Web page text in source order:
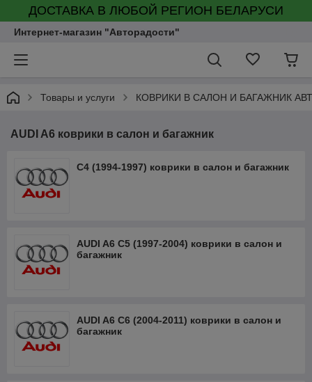
ДОСТАВКА В ЛЮБОЙ РЕГИОН БЕЛАРУСИ
Интернет-магазин "Авторадости"
Товары и услуги КОВРИКИ В САЛОН И БАГАЖНИК
AUDI A6 коврики в салон и багажник
C4 (1994-1997) коврики в салон и багажник
AUDI A6 C5 (1997-2004) коврики в салон и
багажник
AUDI A6 C6 (2004-2011) коврики в салон и
багажник